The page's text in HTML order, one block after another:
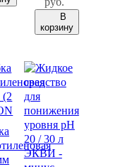
В
корзину